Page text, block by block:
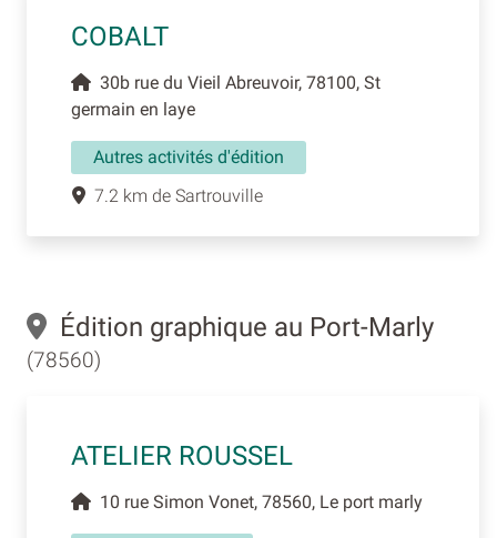
COBALT
30b rue du Vieil Abreuvoir, 78100, St
germain en laye
Autres activités d'édition
7.2 km de Sartrouville
Édition graphique au Port-Marly
(78560)
ATELIER ROUSSEL
10 rue Simon Vonet, 78560, Le port marly